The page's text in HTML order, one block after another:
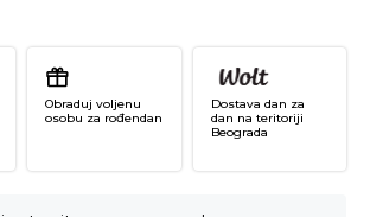
Obraduj voljenu
osobu za rođendan
Dostava dan za
dan na teritoriji
Beograda